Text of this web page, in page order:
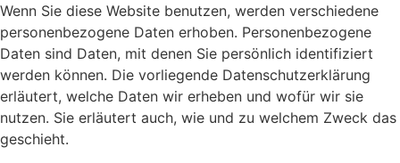
Wenn Sie diese Website benutzen, werden verschiedene
personenbezogene Daten erhoben. Personenbezogene
Daten sind Daten, mit denen Sie persönlich identifiziert
werden können. Die vorliegende Datenschutzerklärung
erläutert, welche Daten wir erheben und wofür wir sie
nutzen. Sie erläutert auch, wie und zu welchem Zweck das
geschieht.